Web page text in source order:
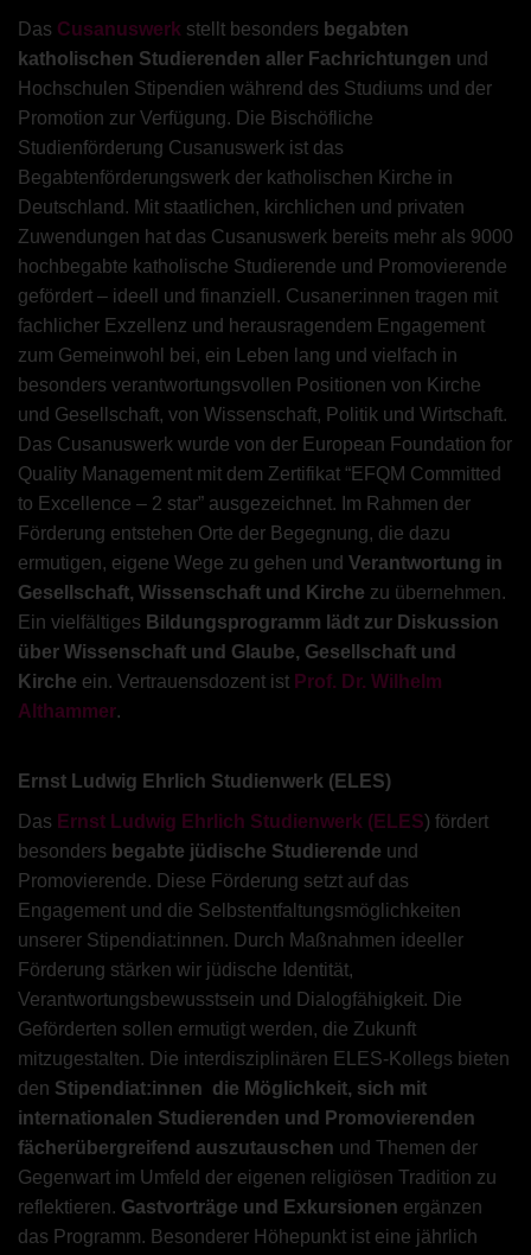
Das Cusanuswerk stellt besonders begabten
katholischen Studierenden aller Fachrichtungen und
Hochschulen Stipendien während des Studiums und der
Promotion zur Verfügung. Die Bischöfliche
Studienförderung Cusanuswerk ist das
Begabtenförderungswerk der katholischen Kirche in
Deutschland. Mit staatlichen, kirchlichen und privaten
Zuwendungen hat das Cusanuswerk bereits mehr als 9000
hochbegabte katholische Studierende und Promovierende
gefördert – ideell und finanziell. Cusaner:innen tragen mit
fachlicher Exzellenz und herausragendem Engagement
zum Gemeinwohl bei, ein Leben lang und vielfach in
besonders verantwortungsvollen Positionen von Kirche
und Gesellschaft, von Wissenschaft, Politik und Wirtschaft.
Das Cusanuswerk wurde von der European Foundation for
Quality Management mit dem Zertifikat “EFQM Committed
to Excellence – 2 star” ausgezeichnet. Im Rahmen der
Förderung entstehen Orte der Begegnung, die dazu
ermutigen, eigene Wege zu gehen und Verantwortung in
Gesellschaft, Wissenschaft und Kirche zu übernehmen.
Ein vielfältiges Bildungsprogramm lädt zur Diskussion
über Wissenschaft und Glaube, Gesellschaft und
Kirche ein. Vertrauensdozent ist Prof. Dr. Wilhelm
Althammer.
Ernst Ludwig Ehrlich Studienwerk (ELES)
Das Ernst Ludwig Ehrlich Studienwerk (ELES) fördert
besonders begabte jüdische Studierende und
Promovierende. Diese Förderung setzt auf das
Engagement und die Selbstentfaltungsmöglichkeiten
unserer Stipendiat:innen. Durch Maßnahmen ideeller
Förderung stärken wir jüdische Identität,
Verantwortungsbewusstsein und Dialogfähigkeit. Die
Geförderten sollen ermutigt werden, die Zukunft
mitzugestalten. Die interdisziplinären ELES-Kollegs bieten
den Stipendiat:innen die Möglichkeit, sich mit
internationalen Studierenden und Promovierenden
fächerübergreifend auszutauschen und Themen der
Gegenwart im Umfeld der eigenen religiösen Tradition zu
reflektieren. Gastvorträge und Exkursionen ergänzen
das Programm. Besonderer Höhepunkt ist eine jährlich